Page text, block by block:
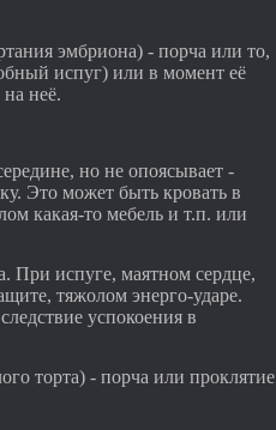
эмбриона) - порча или то,
испуг) или в момент её
неё.
но не опоясывает -
Это может быть кровать в
какая-то мебель и т.п. или
При испуге, маятном сердце,
тяжолом энерго-ударе.
успокоения в
торта) - порча или проклятие